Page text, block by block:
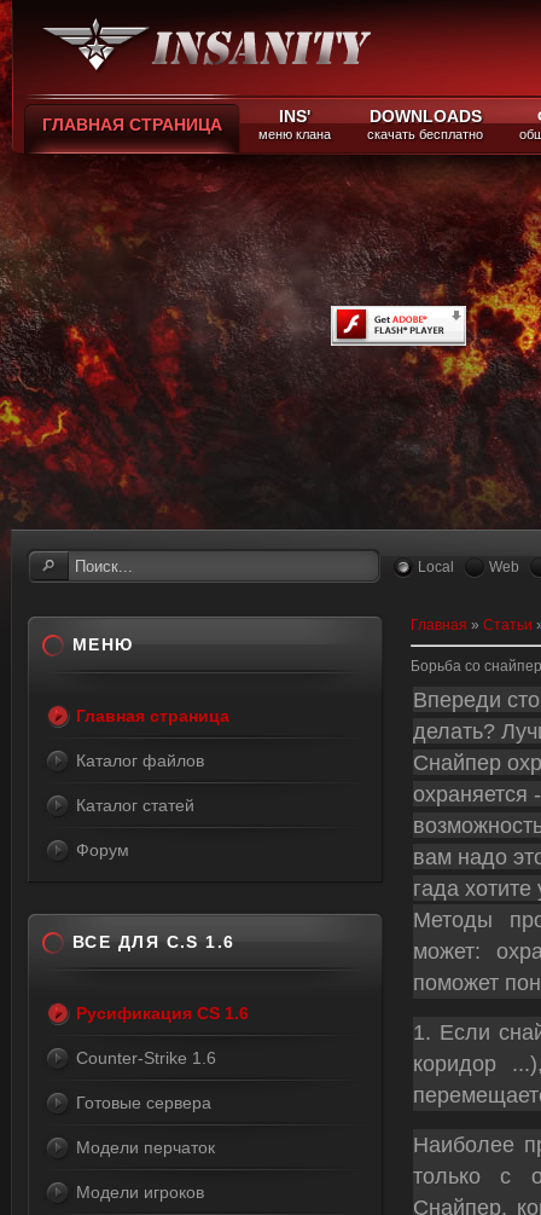
ГЛАВНАЯ СТРАНИЦА INS'
меню клана
DOWNLOADS
скачать бесплатно
Local Web
Главная » Статьи
Борьба со
Впереди
делать?
Снайпер
охраняется
вам надо
гада
Методы
может:
поможет
1. Если
коридор
Наиболее
только с
Снайпер,
МЕНЮ
Главная страница
Каталог файлов
Каталог статей
Форум
ВСЕ ДЛЯ C.S 1.6
Русификация CS 1.6
Counter-Strike 1.6
Готовые сервера
Модели перчаток
Модели игроков